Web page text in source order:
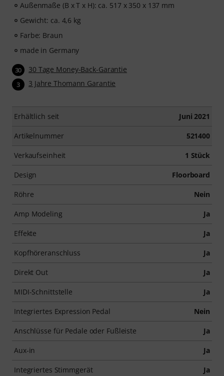
Außenmaße (B x T x H): ca. 517 x 350 x 137 mm
Gewicht: ca. 4,6 kg
Farbe: Braun
made in Germany
30 30 Tage Money-Back-Garantie
3 3 Jahre Thomann Garantie
Erhältlich seit Juni 2021
Artikelnummer 521400
Verkaufseinheit 1 Stück
Design Floorboard
Röhre Nein
Amp Modeling Ja
Effekte Ja
Kopfhöreranschluss Ja
Direkt Out Ja
MIDI-Schnittstelle Ja
Integriertes Expression Pedal Nein
Anschlüsse für Pedale oder Fußleiste Ja
Aux-in Ja
Integriertes Stimmgerät Ja